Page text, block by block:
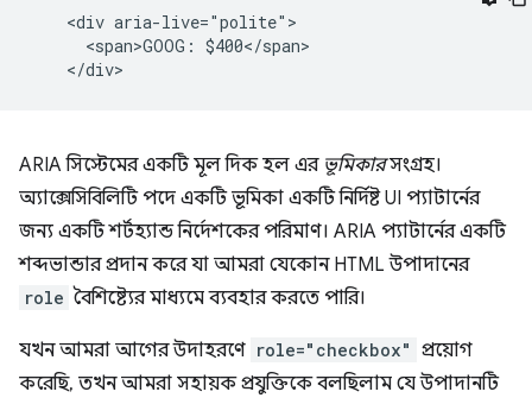
    <div aria-live="polite">
      <span>GOOG: $400</span>
ARIA সিস্টেমের একটি মূল দিক হল এর ভূমিকারসংগ্রহ।
অ্যাক্সেসিবিলিটি পদে একটি ভূমিকা একটি নির্দিষ্ট UI প্যাটার্নের
জন্য একটি শর্টহ্যান্ড নির্দেশকের পরিমাণ। ARIA প্যাটার্নের একটি
শব্দভান্ডার প্রদান করে যা আমরা যেকোন HTML উপাদানের
role বৈশিষ্ট্যের মাধ্যমে ব্যবহার করতে পারি।
যখন আমরা আগের উদাহরণে role="checkbox" প্রয়োগ
করেছি, তখন আমরা সহায়ক প্রযুক্তিকে বলছিলাম যে উপাদানটি